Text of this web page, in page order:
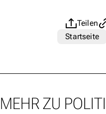
Teilen
Startseite
MEHR ZU